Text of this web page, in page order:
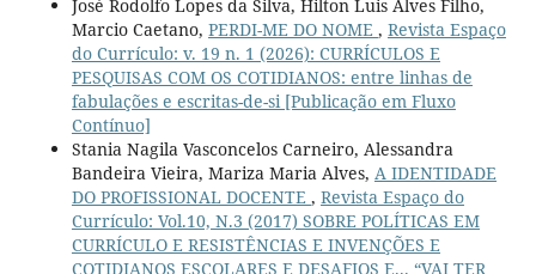
José Rodolfo Lopes da Silva, Hilton Luis Alves Filho,
Marcio Caetano, PERDI-ME DO NOME , Revista Espaço
do Currículo: v. 19 n. 1 (2026): CURRÍCULOS E
PESQUISAS COM OS COTIDIANOS: entre linhas de
fabulações e escritas-de-si [Publicação em Fluxo
Contínuo]
Stania Nagila Vasconcelos Carneiro, Alessandra
Bandeira Vieira, Mariza Maria Alves, A IDENTIDADE
DO PROFISSIONAL DOCENTE , Revista Espaço do
Currículo: Vol.10, N.3 (2017) SOBRE POLÍTICAS EM
CURRÍCULO E RESISTÊNCIAS E INVENÇÕES E
COTIDIANOS ESCOLARES E DESAFIOS E... “VAI TER